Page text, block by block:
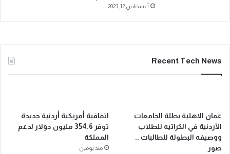
أغسطس 12, 2023
Recent Tech News
عمان الاهلية بطلة الجامعات
الأردنية في الكراتيه للطلاب
ووصيفه البطولة للطالبات ..
صور
اتفاقية أمريكية أردنية جديدة
توفر 354.6 مليون دولار لدعم
المملكة
منذ يومين